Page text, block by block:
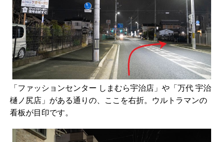
「ファッションセンター しまむら宇治店」や「万代 宇治
樋ノ尻店」がある通りの、ここを右折。ウルトラマンの
看板が目印です。